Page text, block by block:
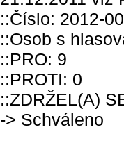
::Číslo: 2012-
::Osob s
::PRO: 9
::PROTI: 0
::ZDRŽEL(A)
-> Schváleno